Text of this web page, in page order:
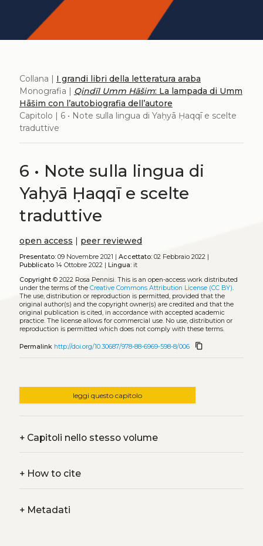
Collana | I grandi libri della letteratura araba
Monografia | Qindīl Umm Hāšim: La lampada di Umm
Hāšim con l’autobiografia dell’autore
Capitolo | 6 • Note sulla lingua di Yaḥyā Ḥaqqī e scelte
traduttive
6 • Note sulla lingua di
Yaḥyā Ḥaqqī e scelte
traduttive
open access | peer reviewed
Presentato:09 Novembre 2021 | Accettato:02 Febbraio 2022 |
Pubblicato14 Ottobre 2022 | Lingua:it
Copyright© 2022 Rosa Pennisi. This is an open-access work distributed
under the terms of the Creative Commons Attribution License (CC BY).
The use, distribution or reproduction is permitted, provided that the
original author(s) and the copyright owner(s) are credited and that the
original publication is cited, in accordance with accepted academic
practice. The license allows for commercial use. No use, distribution or
reproduction is permitted which does not comply with these terms.
Permalink http://doi.org/10.30687/978-88-6969-598-8/006 content_copy
leggi questo capitolo
+Capitoli nello stesso volume
+How to cite
+Metadati